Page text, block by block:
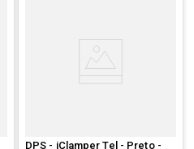
DPS - iClamper Tel - Preto -